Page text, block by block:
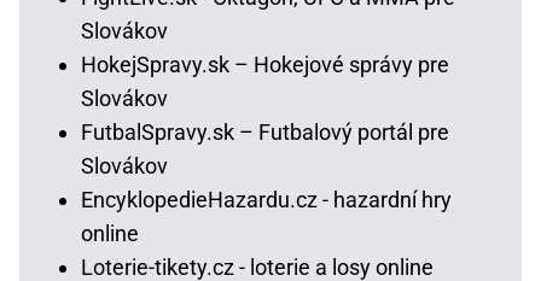
Slovákov
HokejSpravy.sk – Hokejové správy pre
Slovákov
FutbalSpravy.sk – Futbalový portál pre
Slovákov
EncyklopedieHazardu.cz - hazardní hry
online
Loterie-tikety.cz - loterie a losy online